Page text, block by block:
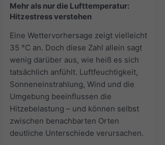
Mehr als nur die Lufttemperatur:
Hitzestress verstehen
Eine Wettervorhersage zeigt vielleicht
35 °C an. Doch diese Zahl allein sagt
wenig darüber aus, wie heiß es sich
tatsächlich anfühlt. Luftfeuchtigkeit,
Sonneneinstrahlung, Wind und die
Umgebung beeinflussen die
Hitzebelastung – und können selbst
zwischen benachbarten Orten
deutliche Unterschiede verursachen.